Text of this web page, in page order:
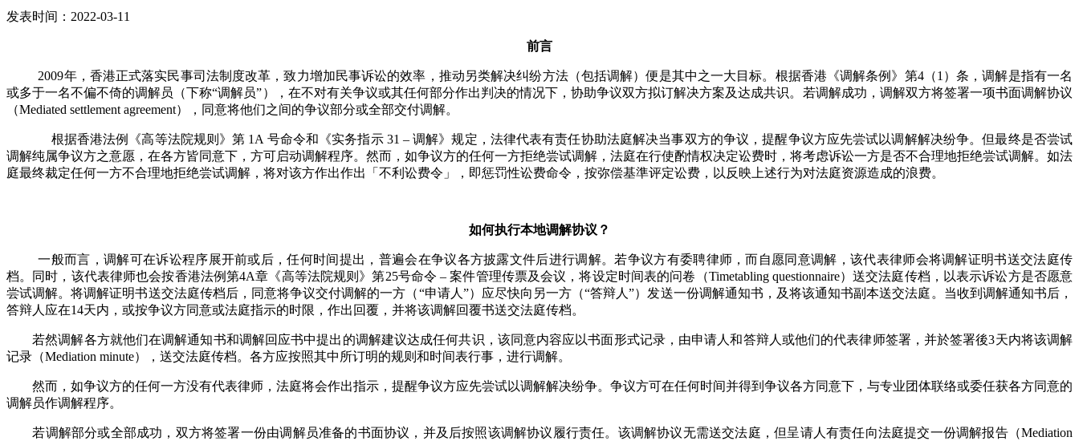
发表时间：2022-03-11
前言
2009年，香港正式落实民事司法制度改革，致力增加民事诉讼的效率，推动另类解决纠纷方法（包括调解）便是其中之一大目标。根据香港《调解条例》第4（1）条，调解是指有一名
或多于一名不偏不倚的调解员（下称“调解员”），在不对有关争议或其任何部分作出判决的情况下，协助争议双方拟订解决方案及达成共识。若调解成功，调解双方将签署一项书面调解协议
（Mediated settlement agreement），同意将他们之间的争议部分或全部交付调解。
根据香港法例《高等法院规则》第 1A 号命令和《实务指示 31 – 调解》规定，法律代表有责任协助法庭解决当事双方的争议，提醒争议方应先尝试以调解解决纷争。但最终是否尝试
调解纯属争议方之意愿，在各方皆同意下，方可启动调解程序。然而，如争议方的任何一方拒绝尝试调解，法庭在行使酌情权决定讼费时，将考虑诉讼一方是否不合理地拒绝尝试调解。如法
庭最终裁定任何一方不合理地拒绝尝试调解，将对该方作出作出「不利讼费令」，即惩罚性讼费命令，按弥偿基準评定讼费，以反映上述行为对法庭资源造成的浪费。
如何执行本地调解协议？
一般而言，调解可在诉讼程序展开前或后，任何时间提出，普遍会在争议各方披露文件后进行调解。若争议方有委聘律师，而自愿同意调解，该代表律师会将调解证明书送交法庭传
档。同时，该代表律师也会按香港法例第4A章《高等法院规则》第25号命令 – 案件管理传票及会议，将设定时间表的问卷（Timetabling questionnaire）送交法庭传档，以表示诉讼方是否愿意
尝试调解。将调解证明书送交法庭传档后，同意将争议交付调解的一方（“申请人”）应尽快向另一方（“答辩人”）发送一份调解通知书，及将该通知书副本送交法庭。当收到调解通知书后，
答辩人应在14天内，或按争议方同意或法庭指示的时限，作出回覆，并将该调解回覆书送交法庭传档。
若然调解各方就他们在调解通知书和调解回应书中提出的调解建议达成任何共识，该同意内容应以书面形式记录，由申请人和答辩人或他们的代表律师签署，并於签署後3天内将该调解
记录（Mediation minute），送交法庭传档。各方应按照其中所订明的规则和时间表行事，进行调解。
然而，如争议方的任何一方没有代表律师，法庭将会作出指示，提醒争议方应先尝试以调解解决纷争。争议方可在任何时间并得到争议各方同意下，与专业团体联络或委任获各方同意的
调解员作调解程序。
若调解部分或全部成功，双方将签署一份由调解员准备的书面协议，并及后按照该调解协议履行责任。该调解协议无需送交法庭，但呈请人有责任向法庭提交一份调解报告（Mediation